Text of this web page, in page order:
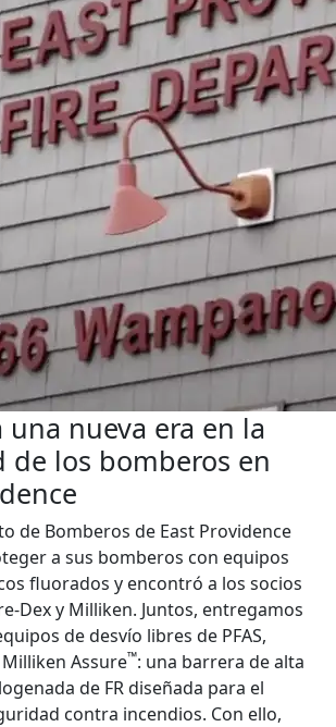
una nueva era en la
de los bomberos en
de Bomberos de East Providence
a sus bomberos con equipos
fluorados y encontró a los socios
Dex y Milliken. Juntos, entregamos
de desvío libres de PFAS,
Assure™: una barrera de alta
de FR diseñada para el
contra incendios. Con ello,